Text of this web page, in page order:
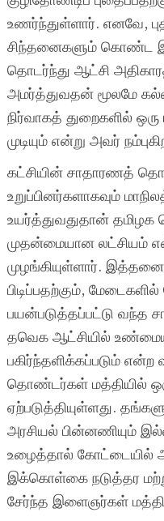
உணர்ந்துள்ளார். எனவே,
சிந்தனைகளும் கொண்ட
தொடர்ந்து ஆட்சி
அமர்த்துவதன் மூலமே
நிர்வாகத் துறைகளில் ஒரு
முடியும் என்று அவர்
கட்சியின் சாதாரணத்
உறுப்பினர்களாகவும்
உயர்த்துவதுதான்
முதன்மையான லட்சியம்
முழங்கியுள்ளார்.
பிடிப்பதற்கும்,
பயன்படுத்தப்பட்டு வந்த
தவெக ஆட்சியில்
பகிர்ந்தளிக்கப்படும் என்ற
தொண்டர்கள் மத்தியில்
ஏற்படுத்தியுள்ளது.
அரசியல் பின்னணியும்
உழைத்தால் கோட்டையில்
இக்கொள்கை நடுத்தர
சேர்ந்த இளைஞர்கள்